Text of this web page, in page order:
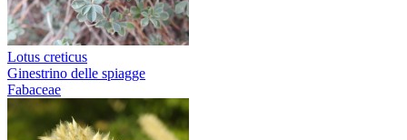
Lotus creticus
Ginestrino delle spiagge
Fabaceae